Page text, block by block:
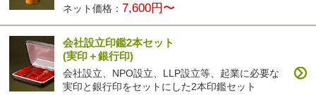
ネット価格： 7,600円〜
会社設立印鑑2本セット
(実印＋銀行印)
会社設立、NPO設立、LLP設立等、起業に必要な
実印と銀行印をセットにした2本印鑑セット